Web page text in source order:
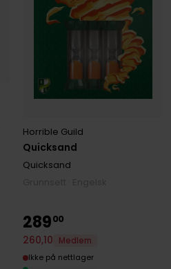
Quicksand
Horrible Guild
Quicksand
28900
260,10
Medlem
Ikke på nettlager